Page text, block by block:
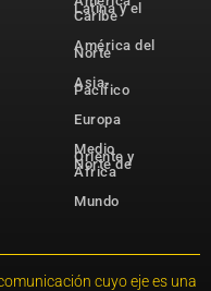
Latina y el
Caribe
América del
Norte
Asia-
Pacífico
Europa
Medio
Oriente y
Norte de
África
Mundo
cuyo eje es una